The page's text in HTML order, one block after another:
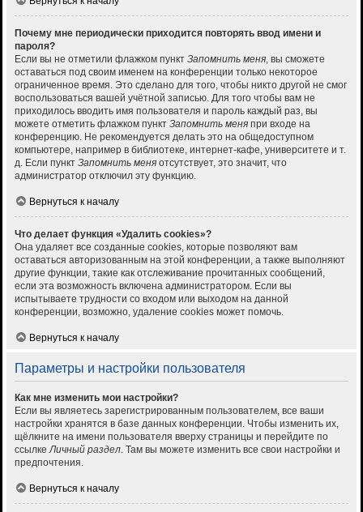
Почему мне периодически приходится повторять ввод имени и
пароля?
Если вы не отметили флажком пункт Запомнить меня, вы сможете
оставаться под своим именем на конференции только некоторое
ограниченное время. Это сделано для того, чтобы никто другой не смог
воспользоваться вашей учётной записью. Для того чтобы вам не
приходилось вводить имя пользователя и пароль каждый раз, вы
можете отметить флажком пункт Запомнить меня при входе на
конференцию. Не рекомендуется делать это на общедоступном
компьютере, например в библиотеке, интернет-кафе, университете и т.
д. Если пункт Запомнить меня отсутствует, это значит, что
администратор отключил эту функцию.
Вернуться к началу
Что делает функция «Удалить cookies»?
Она удаляет все созданные cookies, которые позволяют вам
оставаться авторизованным на этой конференции, а также выполняют
другие функции, такие как отслеживание прочитанных сообщений,
если эта возможность включена администратором. Если вы
испытываете трудности со входом или выходом на данной
конференции, возможно, удаление cookies может помочь.
Вернуться к началу
Параметры и настройки пользователя
Как мне изменить мои настройки?
Если вы являетесь зарегистрированным пользователем, все ваши
настройки хранятся в базе данных конференции. Чтобы изменить их,
щёлкните на имени пользователя вверху страницы и перейдите по
ссылкеЛичный раздел. Там вы можете изменить все свои настройки и
предпочтения.
Вернуться к началу